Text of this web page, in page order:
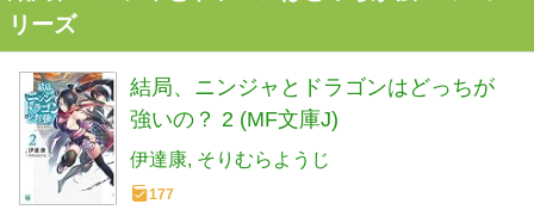
リーズ
結局、ニンジャとドラゴンはどっちが
強いの？ 2 (MF文庫J)
伊達康 そりむらようじ
177